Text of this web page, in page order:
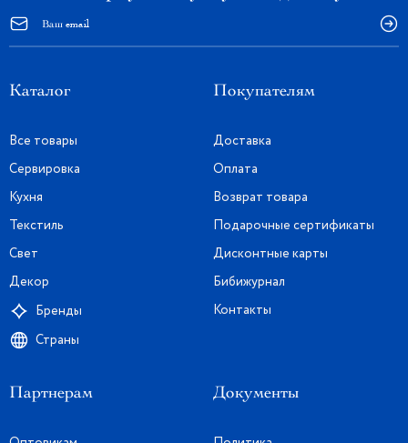
Каталог
Все товары
Сервировка
Кухня
Текстиль
Свет
Декор
Бренды
Страны
Покупателям
Доставка
Оплата
Возврат товара
Подарочные сертификаты
Дисконтные карты
Бибижурнал
Контакты
Партнерам Документы